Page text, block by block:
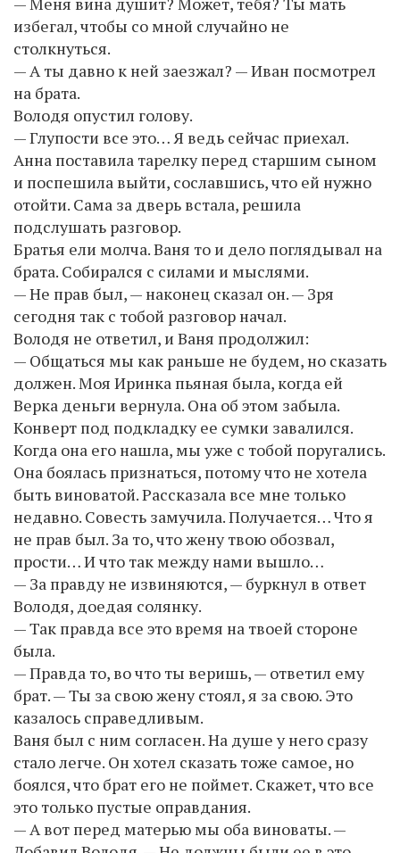
избегал, чтобы со мной случайно не
столкнуться.
— А ты давно к ней заезжал? — Иван посмотрел
на брата.
Володя опустил голову.
— Глупости все это… Я ведь сейчас приехал.
Анна поставила тарелку перед старшим сыном
и поспешила выйти, сославшись, что ей нужно
отойти. Сама за дверь встала, решила
подслушать разговор.
Братья ели молча. Ваня то и дело поглядывал на
брата. Собирался с силами и мыслями.
— Не прав был, — наконец сказал он. — Зря
сегодня так с тобой разговор начал.
Володя не ответил, и Ваня продолжил:
— Общаться мы как раньше не будем, но сказать
должен. Моя Иринка пьяная была, когда ей
Верка деньги вернула. Она об этом забыла.
Конверт под подкладку ее сумки завалился.
Когда она его нашла, мы уже с тобой поругались.
Она боялась признаться, потому что не хотела
быть виноватой. Рассказала все мне только
недавно. Совесть замучила. Получается… Что я
не прав был. За то, что жену твою обозвал,
прости… И что так между нами вышло…
— За правду не извиняются, — буркнул в ответ
Володя, доедая солянку.
— Так правда все это время на твоей стороне
была.
— Правда то, во что ты веришь, — ответил ему
брат. — Ты за свою жену стоял, я за свою. Это
казалось справедливым.
Ваня был с ним согласен. На душе у него сразу
стало легче. Он хотел сказать тоже самое, но
боялся, что брат его не поймет. Скажет, что все
это только пустые оправдания.
— А вот перед матерью мы оба виноваты. —